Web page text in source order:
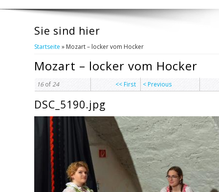
Sie sind hier
Startseite » Mozart – locker vom Hocker
Mozart – locker vom Hocker
16of24 << First < Previous
DSC_5190.jpg